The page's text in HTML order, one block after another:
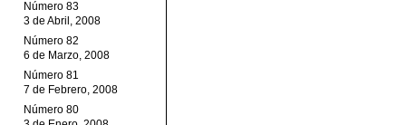
Número 83
3 de Abril, 2008
Número 82
6 de Marzo, 2008
Número 81
7 de Febrero, 2008
Número 80